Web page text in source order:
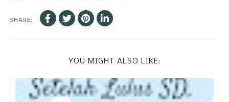
SHARE:
YOU MIGHT ALSO LIKE: